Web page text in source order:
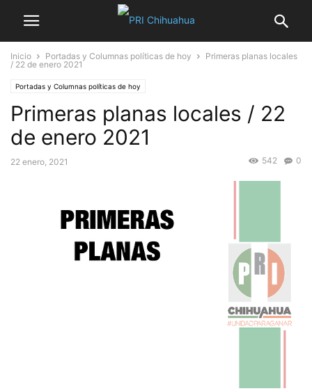
Inicio Portadas y Columnas políticas de hoy
Primeras planas locales
/ 22 de enero 2021
Portadas y Columnas políticas de hoy
Primeras planas locales / 22
de enero 2021
22 enero, 2021 0
542